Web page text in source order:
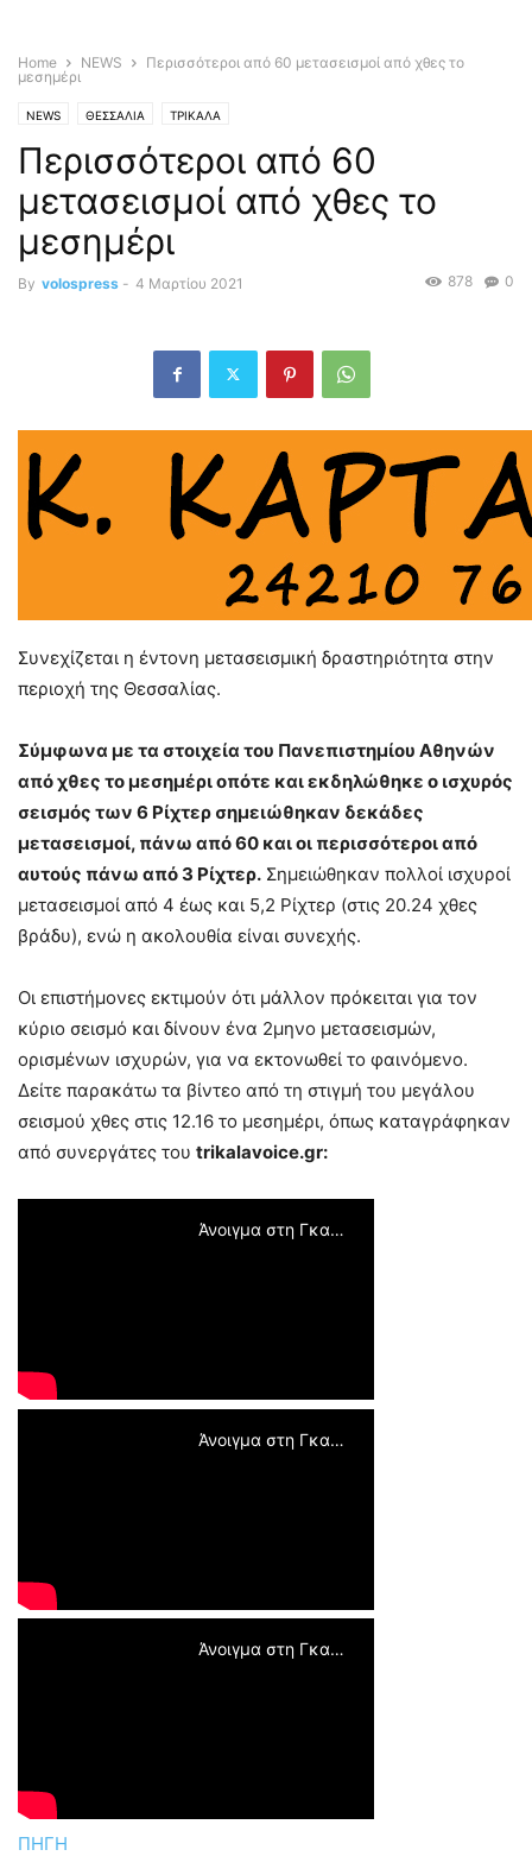
Home NEWS
Περισσότεροι από 60 μετασεισμοί από χθες το
μεσημέρι
NEWS ΘΕΣΣΑΛΙΑ ΤΡΙΚΑΛΑ
Περισσότεροι από 60
μετασεισμοί από χθες το
μεσημέρι
By volospress - 4 Μαρτίου 2021 0
878
Συνεχίζεται η έντονη μετασεισμική δραστηριότητα στην
περιοχή της Θεσσαλίας.
Σύμφωνα με τα στοιχεία του Πανεπιστημίου Αθηνών
από χθες το μεσημέρι οπότε και εκδηλώθηκε ο ισχυρός
σεισμός των 6 Ρίχτερ σημειώθηκαν δεκάδες
μετασεισμοί, πάνω από 60 και οι περισσότεροι από
αυτούς πάνω από 3 Ρίχτερ. Σημειώθηκαν πολλοί ισχυροί
μετασεισμοί από 4 έως και 5,2 Ρίχτερ (στις 20.24 χθες
βράδυ), ενώ η ακολουθία είναι συνεχής.
Οι επιστήμονες εκτιμούν ότι μάλλον πρόκειται για τον
κύριο σεισμό και δίνουν ένα 2μηνο μετασεισμών,
ορισμένων ισχυρών, για να εκτονωθεί το φαινόμενο.
Δείτε παρακάτω τα βίντεο από τη στιγμή του μεγάλου
σεισμού χθες στις 12.16 το μεσημέρι, όπως καταγράφηκαν
από συνεργάτες του trikalavoice.gr:
Άνοιγμα στη Γκαλερί
Άνοιγμα στη Γκαλερί
Άνοιγμα στη Γκαλερί
ΠΗΓΗ